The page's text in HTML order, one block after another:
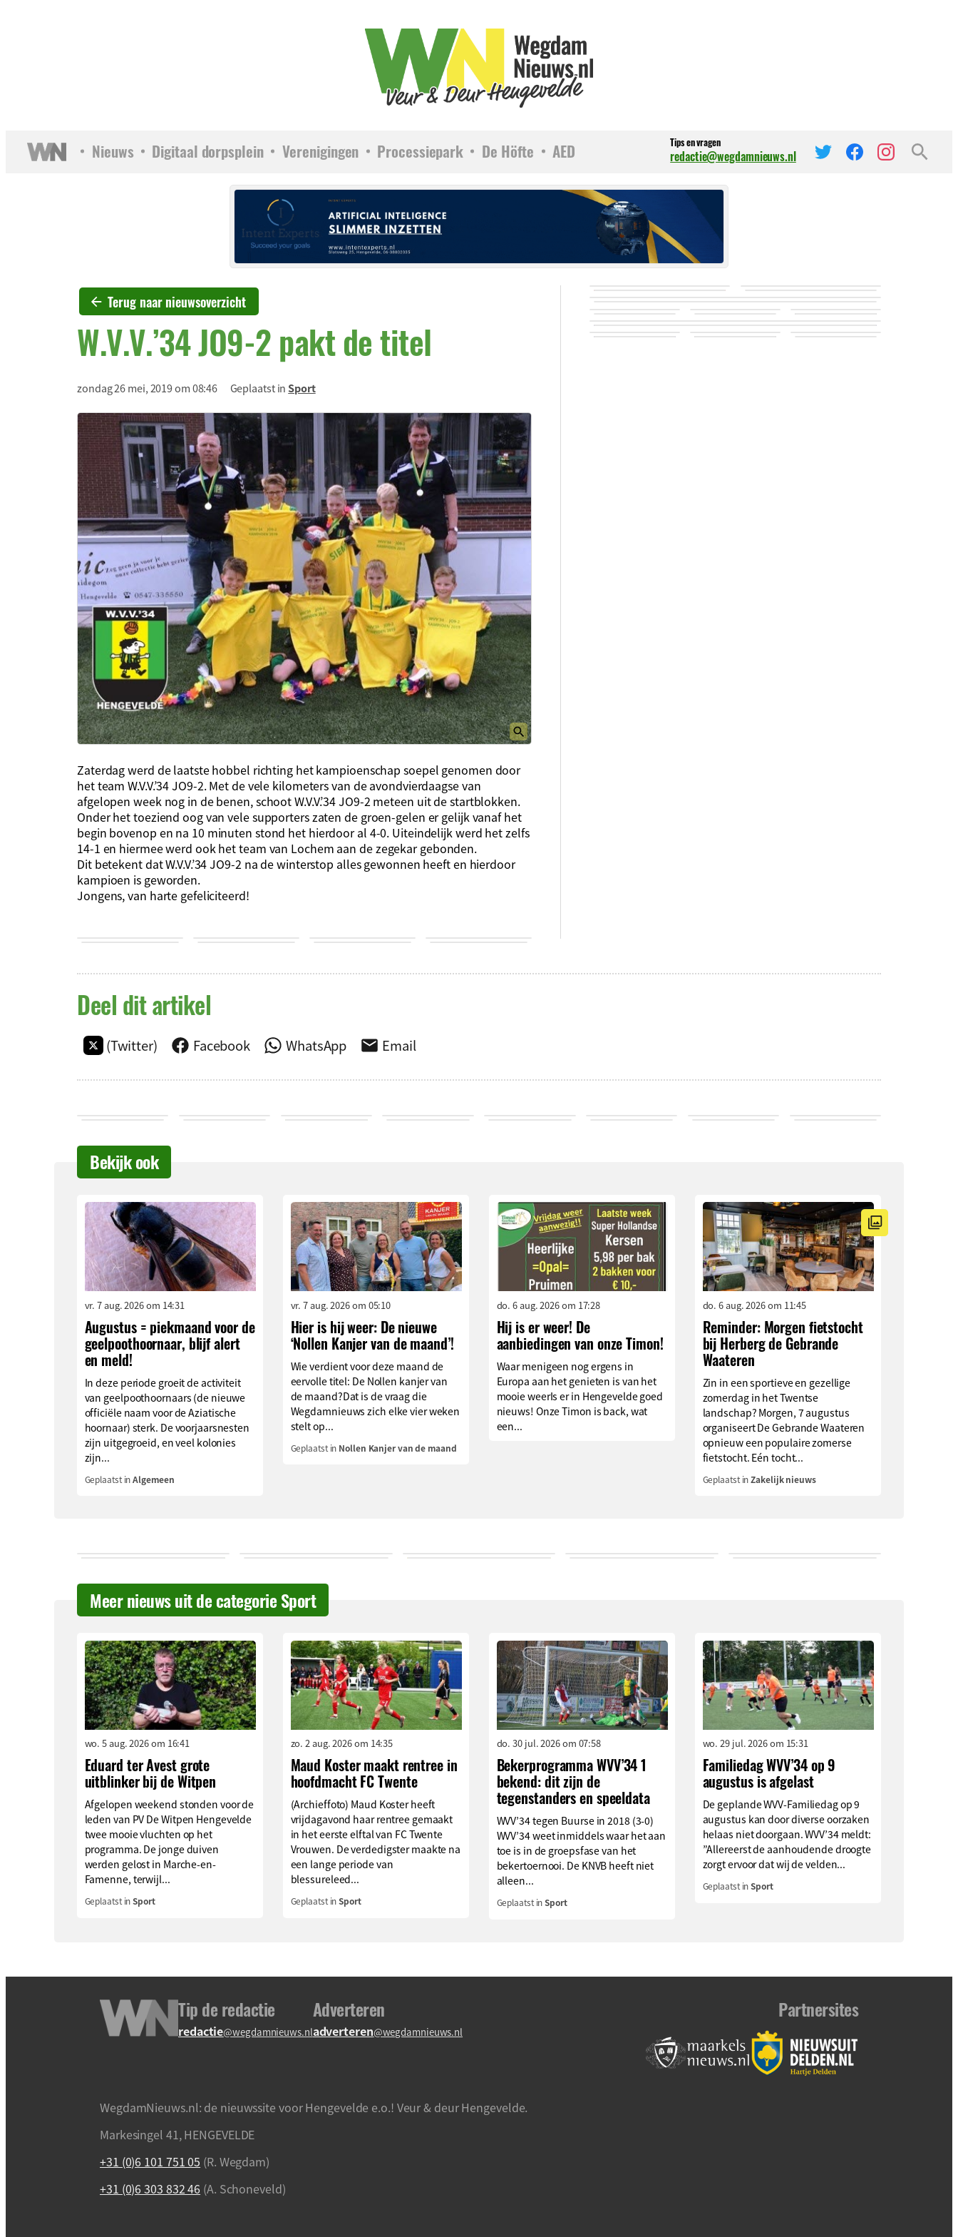
Nieuws Digitaal dorpsplein Verenigingen Processiepark De Höfte AED Tips en vragen
redactie@wegdamnieuws.nl
Terug naar nieuwsoverzicht
W.V.V.’34 JO9-2 pakt de titel
zondag 26 mei, 2019 om 08:46 Geplaatst inSport
Zaterdag werd de laatste hobbel richting het kampioenschap soepel genomen door
het team W.V.V.’34 JO9-2. Met de vele kilometers van de avondvierdaagse van
afgelopen week nog in de benen, schoot W.V.V.’34 JO9-2 meteen uit de startblokken.
Onder het toeziend oog van vele supporters zaten de groen-gelen er gelijk vanaf het
begin bovenop en na 10 minuten stond het hierdoor al 4-0. Uiteindelijk werd het zelfs
14-1 en hiermee werd ook het team van Lochem aan de zegekar gebonden.
Dit betekent dat W.V.V.’34 JO9-2 na de winterstop alles gewonnen heeft en hierdoor
kampioen is geworden.
Jongens, van harte gefeliciteerd!
Deel dit artikel
(Twitter) Facebook WhatsApp Email
Bekijk ook
vr. 7 aug. 2026 om 14:31
Augustus = piekmaand voor de
geelpoothoornaar, blijf alert
en meld!
In deze periode groeit de activiteit
van geelpoothoornaars (de nieuwe
officiële naam voor de Aziatische
hoornaar) sterk. De voorjaarsnesten
zijn uitgegroeid, en veel kolonies
zijn...
Geplaatst inAlgemeen
vr. 7 aug. 2026 om 05:10
Hier is hij weer: De nieuwe
‘Nollen Kanjer van de maand’!
Wie verdient voor deze maand de
eervolle titel: De Nollen kanjer van
de maand?Dat is de vraag die
Wegdamnieuws zich elke vier weken
stelt op...
Geplaatst in Nollen Kanjer van de maand
do. 6 aug. 2026 om 17:28
Hij is er weer! De
aanbiedingen van onze Timon!
Waar menigeen nog ergens in
Europa aan het genieten is van het
mooie weerIs er in Hengevelde goed
nieuws! Onze Timon is back, wat
een...
do. 6 aug. 2026 om 11:45
Reminder: Morgen fietstocht
bij Herberg de Gebrande
Waateren
Zin in een sportieve en gezellige
zomerdag in het Twentse
landschap? Morgen, 7 augustus
organiseert De Gebrande Waateren
opnieuw een populaire zomerse
fietstocht. Eén tocht...
Geplaatst inZakelijk nieuws
Meer nieuws uit de categorie Sport
wo. 5 aug. 2026 om 16:41
Eduard ter Avest grote
uitblinker bij de Witpen
Afgelopen weekend stonden voor de
leden van PV De Witpen Hengevelde
twee mooie vluchten op het
programma. De jonge duiven
werden gelost in Marche-en-
Famenne, terwijl...
Geplaatst inSport
zo. 2 aug. 2026 om 14:35
Maud Koster maakt rentree in
hoofdmacht FC Twente
(Archieffoto) Maud Koster heeft
vrijdagavond haar rentree gemaakt
in het eerste elftal van FC Twente
Vrouwen. De verdedigster maakte na
een lange periode van
blessureleed...
Geplaatst inSport
do. 30 jul. 2026 om 07:58
Bekerprogramma WVV’34 1
bekend: dit zijn de
tegenstanders en speeldata
WVV’34 tegen Buurse in 2018 (3-0)
WVV’34 weet inmiddels waar het aan
toe is in de groepsfase van het
bekertoernooi. De KNVB heeft niet
alleen...
Geplaatst inSport
wo. 29 jul. 2026 om 15:31
Familiedag WVV’34 op 9
augustus is afgelast
De geplande WVV-Familiedag op 9
augustus kan door diverse oorzaken
helaas niet doorgaan. WVV’34 meldt:
”Allereerst de aanhoudende droogte
zorgt ervoor dat wij de velden...
Geplaatst inSport
Tip de redactie
redactie@wegdamnieuws.nl
Adverteren
adverteren@wegdamnieuws.nl
Partnersites
WegdamNieuws.nl: de nieuwssite voor Hengevelde e.o.! Veur & deur Hengevelde.
Markesingel 41, HENGEVELDE
+31 (0)6 101 751 05 (R. Wegdam)
+31 (0)6 303 832 46 (A. Schoneveld)